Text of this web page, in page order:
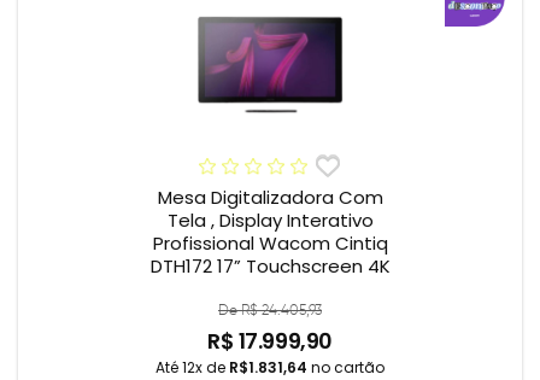
Mesa Digitalizadora Com
Tela , Display Interativo
Profissional Wacom Cintiq
DTH172 17” Touchscreen 4K
De R$ 24.405,93
R$ 17.999,90
Até 12x de R$1.831,64 no cartão